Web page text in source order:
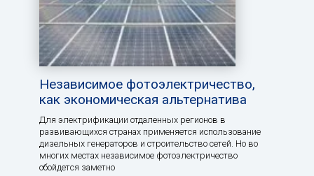
Независимое фотоэлектричество,
как экономическая альтернатива
Для электрификации отдаленных регионов в
развивающихся странах применяется использование
дизельных генераторов и строительство сетей. Но во
многих местах независимое фотоэлектричество
обойдется заметно